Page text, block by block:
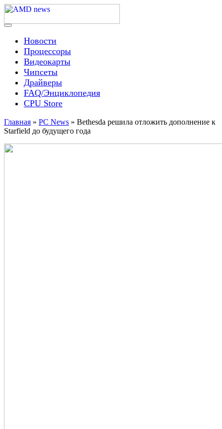
Skip
content
AMD news
Menu
Новости
Процессоры
Видеокарты
Чипсеты
Драйверы
FAQ/Энциклопедия
CPU Store
Главная » PC News » Bethesda решила отложить дополнение к
Starfield до будущего года